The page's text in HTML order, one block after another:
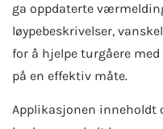
ga oppdaterte
løypebeskrivelser,
for å hjelpe turgåere
på en effektiv måte.
Applikasjonen inneholdt